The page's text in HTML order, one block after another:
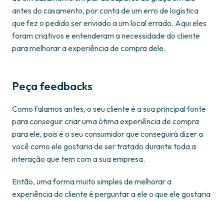
antes do casamento, por conta de um erro de logística
que fez o pedido ser enviado a um local errado. Aqui eles
foram criativos e entenderam a necessidade do cliente
para melhorar a experiência de compra dele.
Peça feedbacks
Como falamos antes, o seu cliente é a sua principal fonte
para conseguir criar uma ótima experiência de compra
para ele, pois é o seu consumidor que conseguirá dizer a
você como ele gostaria de ser tratado durante toda a
interação que tem com a sua empresa.
Então, uma forma muito simples de melhorar a
experiência do cliente é perguntar a ele o que ele gostaria